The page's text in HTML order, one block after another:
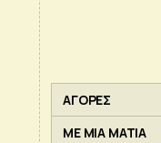
ΑΓΟΡΕΣ
ΜΕ ΜΙΑ ΜΑΤΙΑ